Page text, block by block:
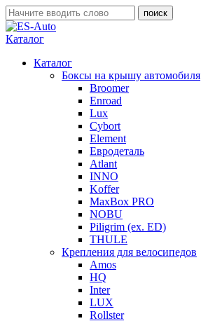
Каталог
Каталог
Боксы на крышу автомобиля
Broomer
Enroad
Lux
Cybort
Element
Евродеталь
Atlant
INNO
Koffer
MaxBox PRO
NOBU
Piligrim (ex. ED)
THULE
Крепления для велосипедов
Amos
HQ
Inter
LUX
Rollster